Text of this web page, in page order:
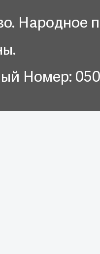
Народное
Номер: